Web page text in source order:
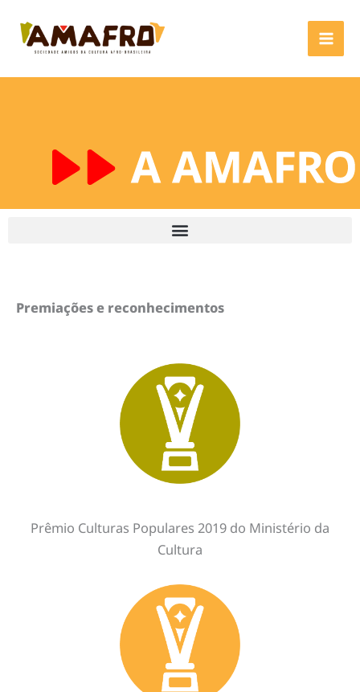
para
conteúdo
Premiações e reconhecimentos
Prêmio Culturas Populares 2019 do Ministério da
Cultura